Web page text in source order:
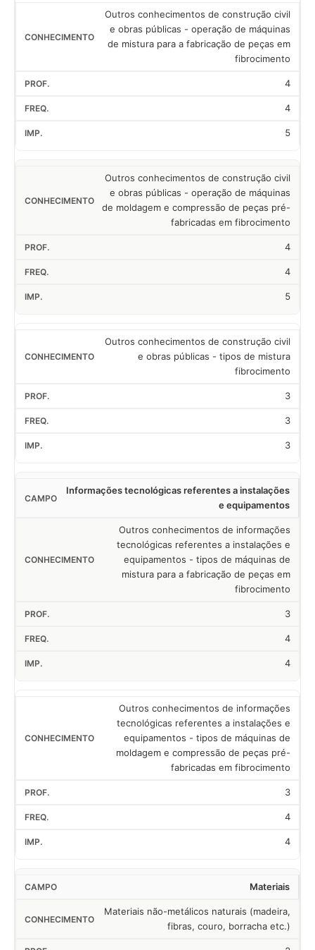
Outros conhecimentos de construção civil
e obras públicas - operação de máquinas
de mistura para a fabricação de peças em
fibrocimento
4
4
5
Outros conhecimentos de construção civil
e obras públicas - operação de máquinas
de moldagem e compressão de peças pré-
fabricadas em fibrocimento
4
4
5
Outros conhecimentos de construção civil
e obras públicas - tipos de mistura
fibrocimento
3
3
3
Informações tecnológicas referentes a instalações
e equipamentos
Outros conhecimentos de informações
tecnológicas referentes a instalações e
equipamentos - tipos de máquinas de
mistura para a fabricação de peças em
fibrocimento
3
4
4
Outros conhecimentos de informações
tecnológicas referentes a instalações e
equipamentos - tipos de máquinas de
moldagem e compressão de peças pré-
fabricadas em fibrocimento
3
4
4
Materiais
Materiais não-metálicos naturais (madeira,
fibras, couro, borracha etc.)